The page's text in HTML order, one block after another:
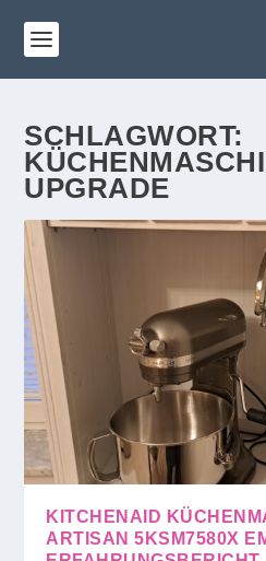
SCHLAGWORT:
UPGRADE
KITCHENAID
ARTISAN 5KSM7580X